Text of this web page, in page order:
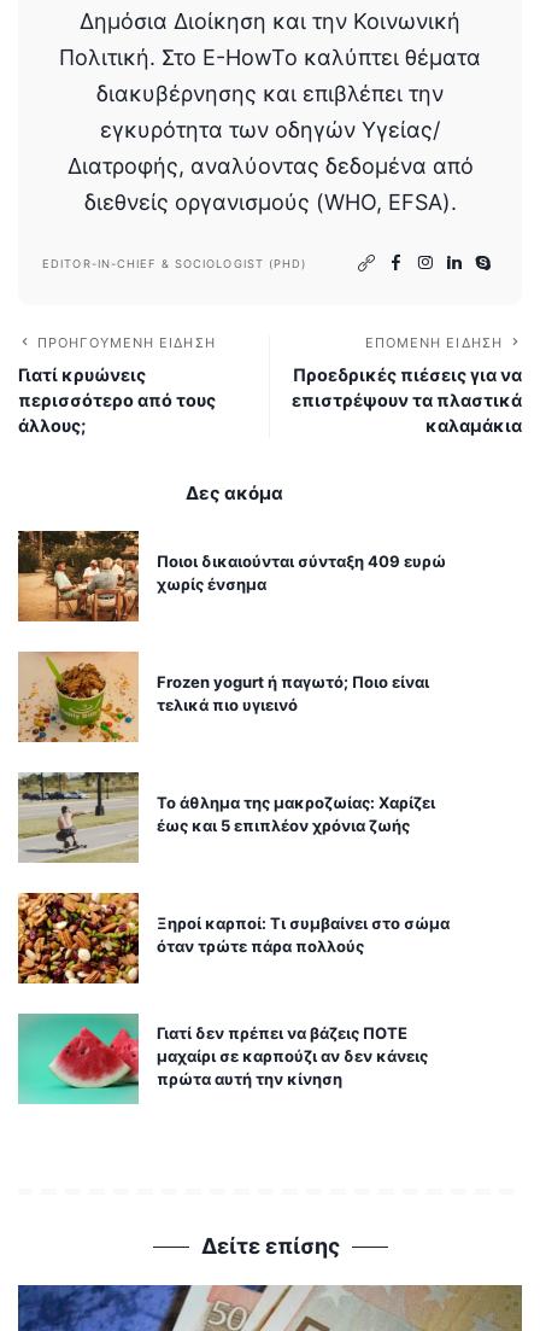
Δημόσια Διοίκηση και την Κοινωνική
Πολιτική. Στο E-HowTo καλύπτει θέματα
διακυβέρνησης και επιβλέπει την
εγκυρότητα των οδηγών Υγείας/
Διατροφής, αναλύοντας δεδομένα από
διεθνείς οργανισμούς (WHO, EFSA).
EDITOR-IN-CHIEF & SOCIOLOGIST (PHD)
ΠΡΟΗΓΟΎΜΕΝΗ ΕΊΔΗΣΗ
Γιατί κρυώνεις
περισσότερο από τους
άλλους;
ΕΠΌΜΕΝΗ ΕΊΔΗΣΗ
Προεδρικές πιέσεις για να
επιστρέψουν τα πλαστικά
καλαμάκια
Δες ακόμα
Ποιοι δικαιούνται σύνταξη 409 ευρώ
χωρίς ένσημα
Frozen yogurt ή παγωτό; Ποιο είναι
τελικά πιο υγιεινό
Το άθλημα της μακροζωίας: Χαρίζει
έως και 5 επιπλέον χρόνια ζωής
Ξηροί καρποί: Τι συμβαίνει στο σώμα
όταν τρώτε πάρα πολλούς
Γιατί δεν πρέπει να βάζεις ΠΟΤΕ
μαχαίρι σε καρπούζι αν δεν κάνεις
πρώτα αυτή την κίνηση
Δείτε επίσης